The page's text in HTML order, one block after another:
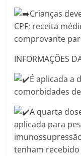
Crianças
CPF; receita
comprovante
INFORMAÇÕES
É aplicada a
comorbidades
A quarta
aplicada para
tenham